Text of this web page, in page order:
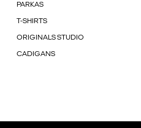
PARKAS
T-SHIRTS
ORIGINALS STUDIO
CADIGANS